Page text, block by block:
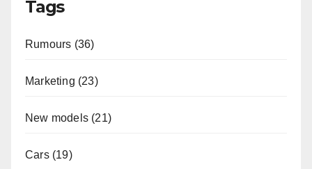
Tags
Rumours (36)
Marketing (23)
New models (21)
Cars (19)